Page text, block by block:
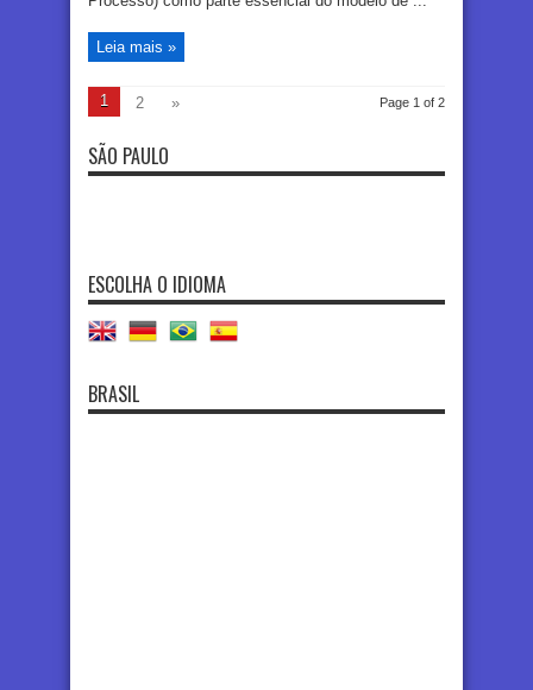
Leia mais »
Page 1 of 2
1 2 »
SÃO PAULO
ESCOLHA O IDIOMA
BRASIL